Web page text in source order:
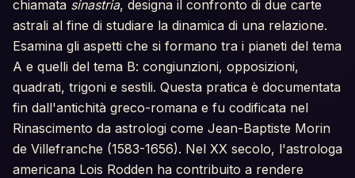
chiamata sinastria, designa il confronto di due carte
astrali al fine di studiare la dinamica di una relazione.
Esamina gli aspetti che si formano tra i pianeti del tema
A e quelli del tema B: congiunzioni, opposizioni,
quadrati, trigoni e sestili. Questa pratica è documentata
fin dall'antichità greco-romana e fu codificata nel
Rinascimento da astrologi come Jean-Baptiste Morin
de Villefranche (1583-1656). Nel XX secolo, l'astrologa
americana Lois Rodden ha contribuito a rendere